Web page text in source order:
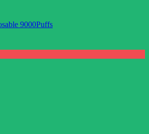
9000Puffs